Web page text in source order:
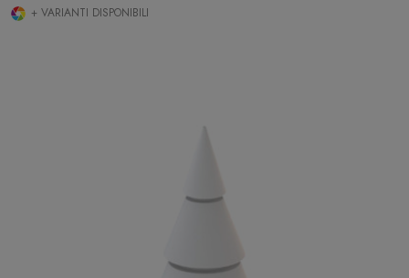
+ VARIANTI DISPONIBILI